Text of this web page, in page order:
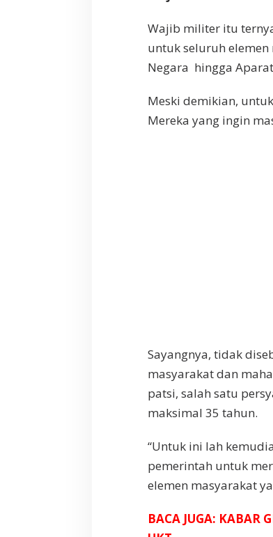
Wajib militer itu
untuk seluruh
Negara hingga
Meski demikian,
Mereka yang ingin
Sayangnya, tidak
masyarakat dan
patsi, salah satu
maksimal 35 tahun.
“Untuk ini lah
pemerintah untuk
elemen masyarakat
BACA JUGA: KABAR